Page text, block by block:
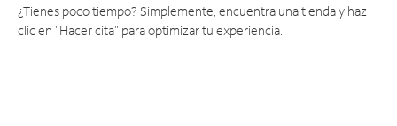
¿Tienes poco tiempo? Simplemente, encuentra una tienda y haz
clic en "Hacer cita" para optimizar tu experiencia.